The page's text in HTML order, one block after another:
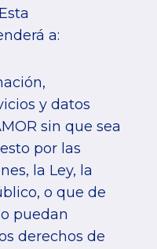
a:
y datos
sin que sea
por las
la Ley, la
o que de
puedan
derechos de